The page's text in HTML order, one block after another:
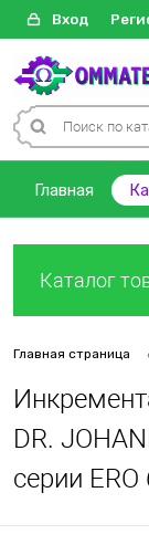
Вход
Главная
Каталог
Главная страница
DR.
серии ERO